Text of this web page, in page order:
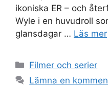
ikoniska ER – och
Wyle i en huvudroll
glansdagar … Läs mer
Kategorier
Filmer och serier
Lämna en